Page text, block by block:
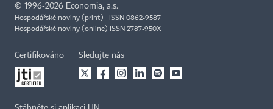
© 1996-2026 Economia, a.s.
Hospodářské noviny (print) ISSN 0862-9587
Hospodářské noviny (online) ISSN 2787-950X
Certifikováno Sledujte nás